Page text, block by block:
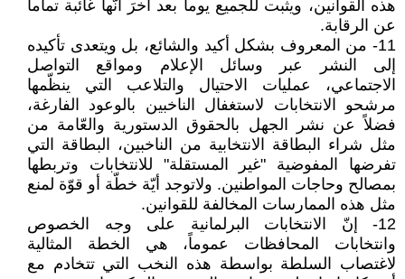
هذه القوانين، ويثبت للجميع يوماً بعد آخرَ أنّها غائبة تماماً
عن الرقابة.
11- من المعروف بشكل أكيد والشائع، بل ويتعدى تأكيده
إلى النشر عبر وسائل الإعلام ومواقع التواصل
الاجتماعي، عمليات الاحتيال والتلاعب التي ينظّمها
مرشحو الانتخابات لاستغفال الناخبين بالوعود الفارغة،
فضلاً عن نشر الجهل بالحقوق الدستورية والعّامة من
مثل شراء البطاقة الانتخابية من الناخبين، البطاقة التي
تفرضها المفوضية "غير المستقلة" للانتخابات وتربطها
بمصالح وحاجات المواطنين. ولاتوجد أيّة خطّة أو قوّة لمنع
مثل هذه الممارسات المخالفة للقوانين.
12- إنّ الانتخابات البرلمانية على وجه الخصوص
وانتخابات المحافظات عموماً، هي الخطة المثالية
لاغتصاب السلطة بواسطة هذه النخب التي تتخادم مع